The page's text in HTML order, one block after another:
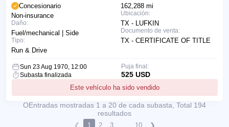
162,288 mi
Ubicación:
TX - LUFKIN
Documento de venta:
TX - CERTIFICATE OF TITLE
Concesionario
Non-insurance
Daño:
Fuel/mechanical | Side
Tipo:
Run & Drive
Sun 23 Aug 1970, 12:00
Subasta finalizada
Este vehículo ha sido vendido
Puja final:
525 USD
ОEntradas mostradas 1 a 20 de cada subasta, Total 194
resultados
❮ 1 2 3 10 ❯